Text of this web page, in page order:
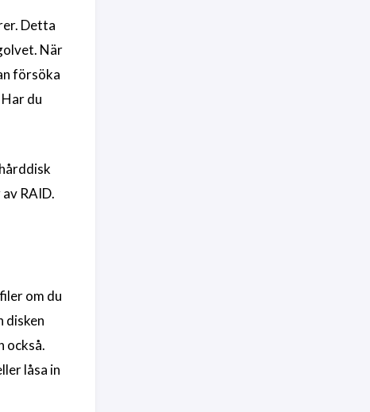
Detta
När
försöka
du
RAID.
om du
disken
också.
låsa in